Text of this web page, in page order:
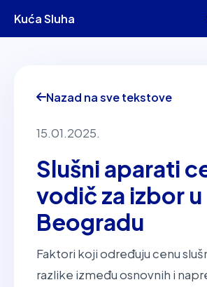
Kuća Sluha
Nazad na sve tekstove
15.01.2025.
Slušni aparati
vodič za izbor u
Beogradu
Faktori koji određuju cenu
razlike između osnovnih i